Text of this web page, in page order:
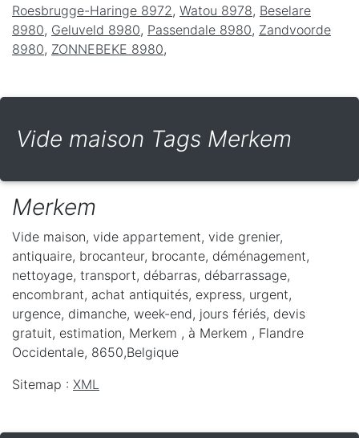
Roesbrugge-Haringe 8972 , Watou 8978, Beselare
8980, Geluveld 8980, Passendale 8980, Zandvoorde
8980, ZONNEBEKE 8980,
Vide maison Tags Merkem
Merkem
Vide maison, vide appartement, vide grenier,
antiquaire, brocanteur, brocante, déménagement,
nettoyage, transport, débarras, débarrassage,
encombrant, achat antiquités, express, urgent,
urgence, dimanche, week-end, jours fériés, devis
gratuit, estimation, Merkem , à Merkem , Flandre
Occidentale, 8650,Belgique
Sitemap : XML